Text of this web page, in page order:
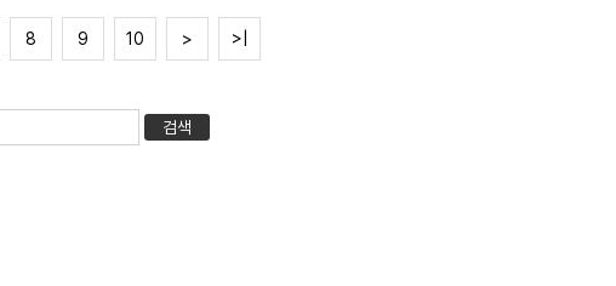
8 9 10 > >|
검색